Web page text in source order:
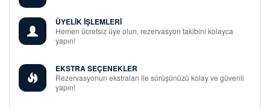
ÜYELİK İŞLEMLERİ
Hemen ücretsiz üye olun, rezervasyon takibini kolayca
yapın!
EKSTRA SEÇENEKLER
Rezervasyonun ekstraları ile sürüşünüzü kolay ve güvenli
yapın!